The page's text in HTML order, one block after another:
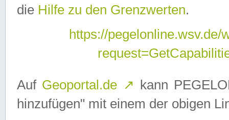
die Hilfe zu den Grenzwerten.
https://
Auf Geoportal.de ↗ kann
hinzufügen" mit einem der obigen